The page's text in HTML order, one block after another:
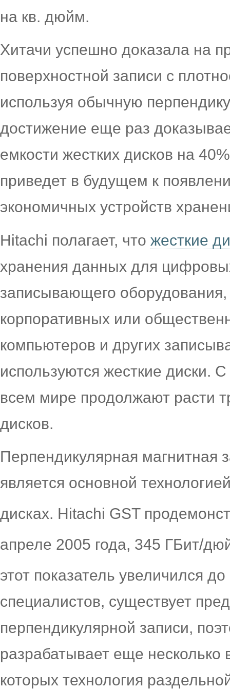
на кв. дюйм.
Хитачи успешно доказала на
поверхностной записи с
используя обычную
достижение еще раз
емкости жестких дисков на
приведет в будущем к
экономичных устройств
Hitachi полагает, что жесткие
хранения данных для
записывающего
корпоративных или
компьютеров и других
используются жесткие
всем мире продолжают расти
дисков.
Перпендикулярная магнитная
является основной
дисках. Hitachi GST
апреле 2005 года, 345 ГБит/
этот показатель увеличился
специалистов, существует
перпендикулярной записи,
разрабатывает еще
которых технология